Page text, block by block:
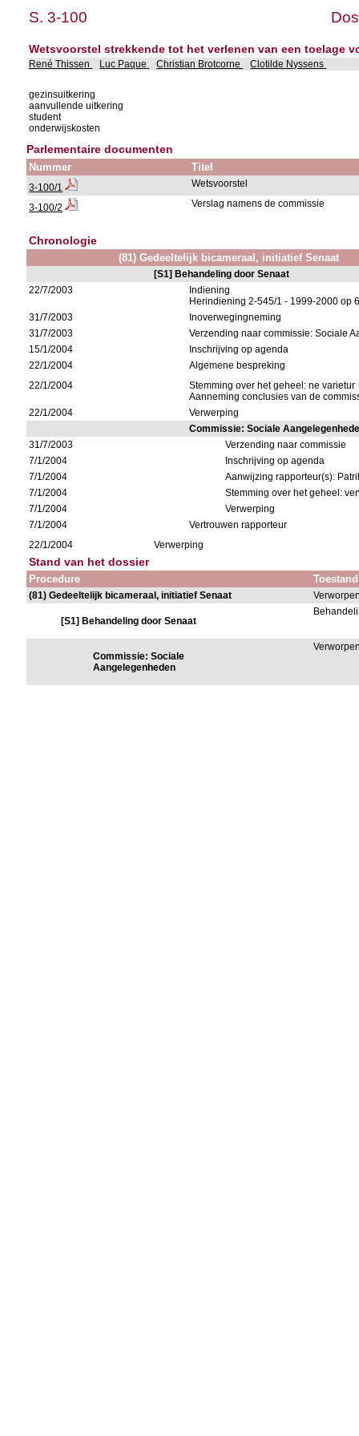
S. 3-100
Wetsvoorstel strekkende tot het verlenen van een toelage
René Thissen Luc Paque Christian Brotcorne Clotilde Nyssens
gezinsuitkering
aanvullende uitkering
student
onderwijskosten
Parlementaire documenten
Nummer Titel
3-100/1 Wetsvoorstel
3-100/2 Verslag namens de commissie
Chronologie
(81) Gedeeltelijk bicameraal, initiatief Senaat
[S1] Behandeling door Senaat
22/7/2003
Indiening
Herindiening 2-545/1 - 1999-2000 op
31/7/2003
Inoverwegingneming
31/7/2003
Verzending naar commissie: Sociale
15/1/2004
Inschrijving op agenda
22/1/2004
Algemene bespreking
22/1/2004
Stemming over het geheel: ne varietur
Aanneming conclusies van de
22/1/2004
Verwerping
Commissie: Sociale
31/7/2003
Verzending naar commissie
7/1/2004
Inschrijving op agenda
7/1/2004
Aanwijzing rapporteur(s):
7/1/2004
Stemming over het geheel:
7/1/2004
Verwerping
7/1/2004
Vertrouwen rapporteur
22/1/2004
Verwerping
Stand van het dossier
Procedure Toestand
(81) Gedeeltelijk bicameraal, initiatief Senaat
[S1] Behandeling door Senaat
Commissie: Sociale
Aangelegenheden